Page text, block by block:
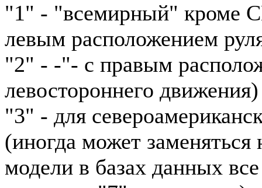
"1" - "всемирный" кроме
левым расположением
"2" - -"- с правым
левостороннего движения)
"3" - для
(иногда может
модели в базах данных